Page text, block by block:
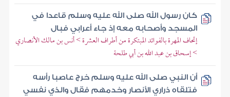
كان رسول الله صلى الله عليه وسلم قاعدا في
المسجد وأصحابه معه إذ جاء أعرابي فبال
إتحاف المهرة بالفوائد المبتكرة من أطراف العشرة > أنس بن مالك الأنصاري
> إسحاق بن عبد الله بن أبي طلحة
أن النبي صلى الله عليه وسلم خرج عاصبا رأسه
فتلقاه ذراري الأنصار وخدمهم فقال والذي نفسي